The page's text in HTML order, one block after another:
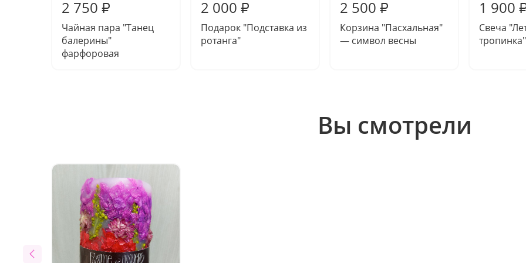
2 750 ₽
Чайная пара "Танец
балерины"
фарфоровая
2 000 ₽
Подарок "Подставка из
ротанга"
2 500 ₽
Корзина "Пасхальная"
— символ весны
1 900
Свеча
тропинка"
Вы смотрели